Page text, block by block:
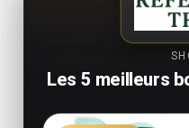
Les 5 meilleurs